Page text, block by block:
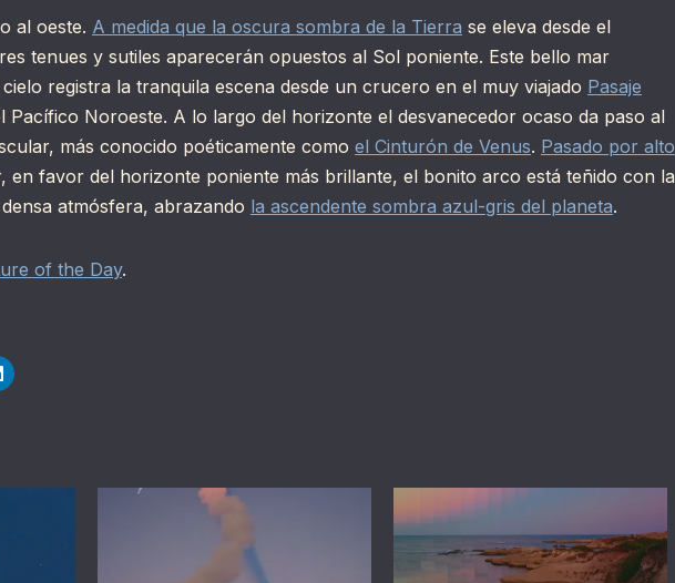
al oeste. A medida que la oscura sombra de la Tierra se eleva desde el
tenues y sutiles aparecerán opuestos al Sol poniente. Este bello mar
registra la tranquila escena desde un crucero en el muy viajado Pasaje
Pacífico Noroeste. A lo largo del horizonte el desvanecedor ocaso da paso al
más conocido poéticamente como el Cinturón de Venus. Pasado por alto
en favor del horizonte poniente más brillante, el bonito arco está teñido con la
atmósfera, abrazando la ascendente sombra azul-gris del planeta.
of the Day.